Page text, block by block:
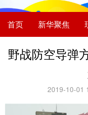
首页 新华聚焦
野战防空导弹
2019-10-01